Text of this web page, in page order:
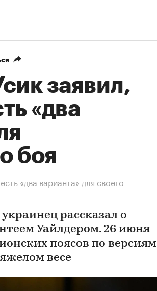
заявил,
«два
боя
«два варианта» для своего
рассказал о
Уайлдером. 26 июня
поясов по версиям
весе